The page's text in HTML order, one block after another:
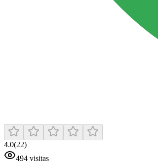
4.0(22)
494 visitas